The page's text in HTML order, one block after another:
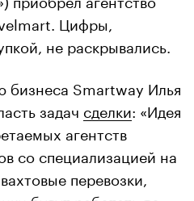
Цифры,
не раскрывались.
бизнеса Smartway Илья
задач сделки: «Идея
агентств
со специализацией на
перевозки,